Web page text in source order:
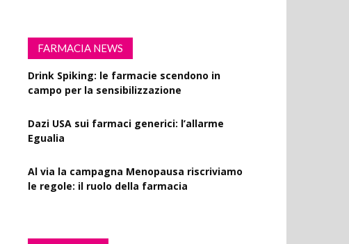
FARMACIA NEWS
Drink Spiking: le farmacie scendono in
campo per la sensibilizzazione
Dazi USA sui farmaci generici: l’allarme
Egualia
Al via la campagna Menopausa riscriviamo
le regole: il ruolo della farmacia